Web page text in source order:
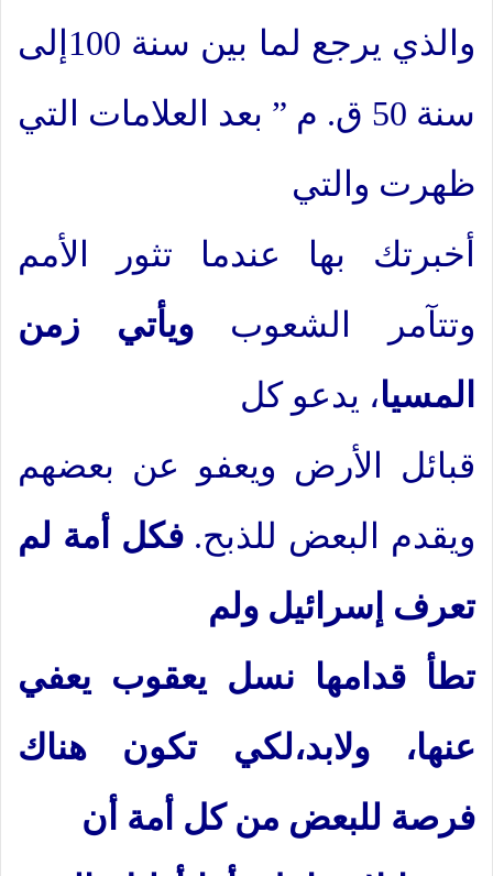
والذي يرجع لما بين سنة 100إلى
سنة 50 ق. م ” بعد العلامات التي
ظهرت والتي
أخبرتك بها عندما تثور الأمم
وتتآمر الشعوبويأتي زمن
المسيا، يدعو كل
قبائل الأرض ويعفو عن بعضهم
ويقدم البعض للذبح.فكل أمة لم
تعرف إسرائيل ولم
تطأ قدامها نسل يعقوب يعفي
عنها، ولابد،لكي تكون هناك
فرصة للبعض من كل أمة أن